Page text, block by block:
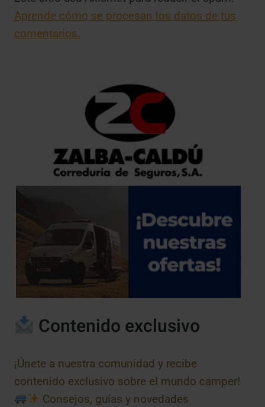
Aprende cómo se procesan los datos de tus
comentarios.
Contenido exclusivo
¡Únete a nuestra comunidad y recibe
contenido exclusivo sobre el mundo camper!
Consejos, guías y novedades